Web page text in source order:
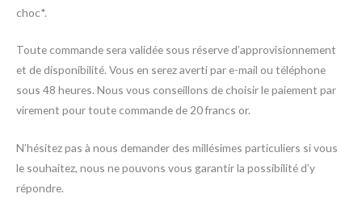
choc*.
Toute commande sera validée sous réserve d’approvisionnement
et de disponibilité. Vous en serez averti par e-mail ou téléphone
sous 48 heures. Nous vous conseillons de choisir le paiement par
virement pour toute commande de 20 francs or.
N’hésitez pas à nous demander des millésimes particuliers si vous
le souhaitez, nous ne pouvons vous garantir la possibilité d’y
répondre.